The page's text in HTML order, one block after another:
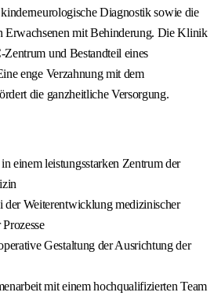
Diagnostik sowie die
Erwachsenen mit Behinderung. Die Klinik
und Bestandteil eines
enge Verzahnung mit dem
die ganzheitliche Versorgung.
einem leistungsstarken Zentrum der
der Weiterentwicklung medizinischer
Gestaltung der Ausrichtung der
mit einem hochqualifizierten Team